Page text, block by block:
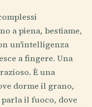
a piena, bestiame,
un'intelligenza
a fingere. Una
È una
dorme il grano,
il fuoco, dove